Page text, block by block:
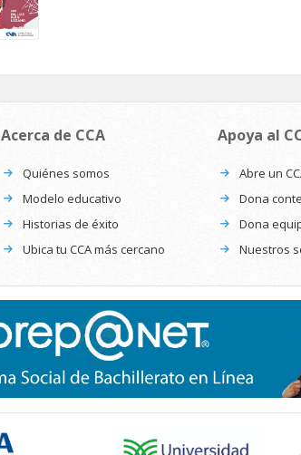
Acerca de CCA
Quiénes somos
Modelo educativo
Historias de éxito
Ubica tu CCA más cercano
Apoya al
Abre un
Dona
Dona
Nuestros